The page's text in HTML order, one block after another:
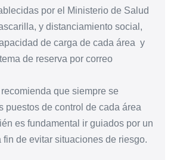
por el Ministerio de Salud
y distanciamiento social,
de carga de cada área y
de reserva por correo
que siempre se
puestos de control de cada área
es fundamental ir guiados por un
fin de evitar situaciones de riesgo.